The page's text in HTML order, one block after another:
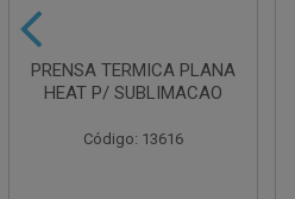
PRENSA TERMICA PLANA
HEAT P/ SUBLIMACAO
Código: 13616